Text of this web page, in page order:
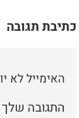
כתיבת תגובה
האימייל לא
התגובה